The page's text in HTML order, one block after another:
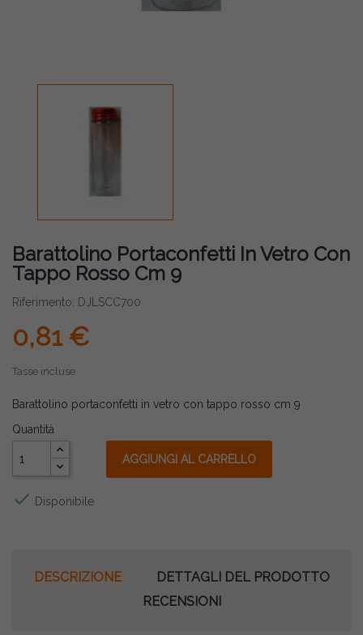
Barattolino Portaconfetti In Vetro Con
Tappo Rosso Cm 9
Riferimento: DJLSCC700
0,81 €
Tasse incluse
Barattolino portaconfetti in vetro con tappo rosso cm 9
Quantità
AGGIUNGI AL CARRELLO
 Disponibile
DESCRIZIONE
DETTAGLI DEL PRODOTTO
RECENSIONI